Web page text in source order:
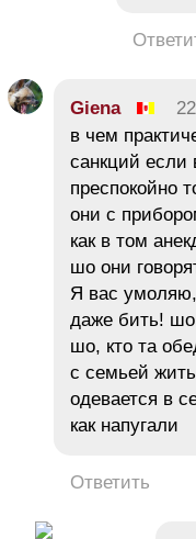
Giena
в чем
санкций если
преспокойно
они с
как в том
шо они
Я вас умоляю,
даже бить! шо
шо, кто та
с семьей
одевается в
как напугали
Ответить